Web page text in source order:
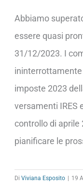
Abbiamo
essere quasi
31/12/2023. I
ininterrottamente
imposte 2023
versamenti IRES
controllo di
pianificare le
Di Viviana Esposito 19